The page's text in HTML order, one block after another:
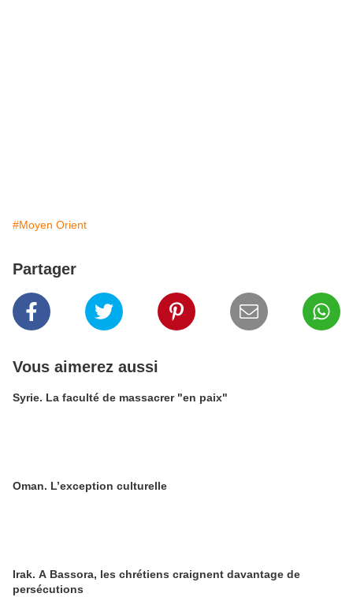
#Moyen Orient
Partager
Vous aimerez aussi
Syrie. La faculté de massacrer "en paix"
Oman. L’exception culturelle
Irak. A Bassora, les chrétiens craignent davantage de
persécutions